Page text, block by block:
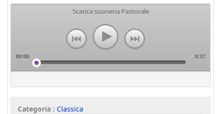
Scarica suoneria Pastorale
00:00 0:37
Categoria : Classica